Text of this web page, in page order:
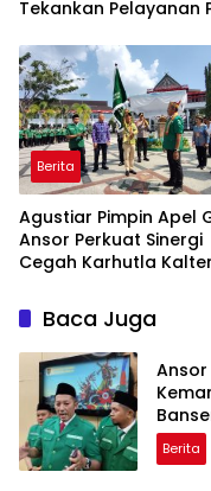
Tekankan Pelayanan
Berita
Agustiar Pimpin Apel
Ansor Perkuat Sinergi
Cegah Karhutla
Baca Juga
Berita